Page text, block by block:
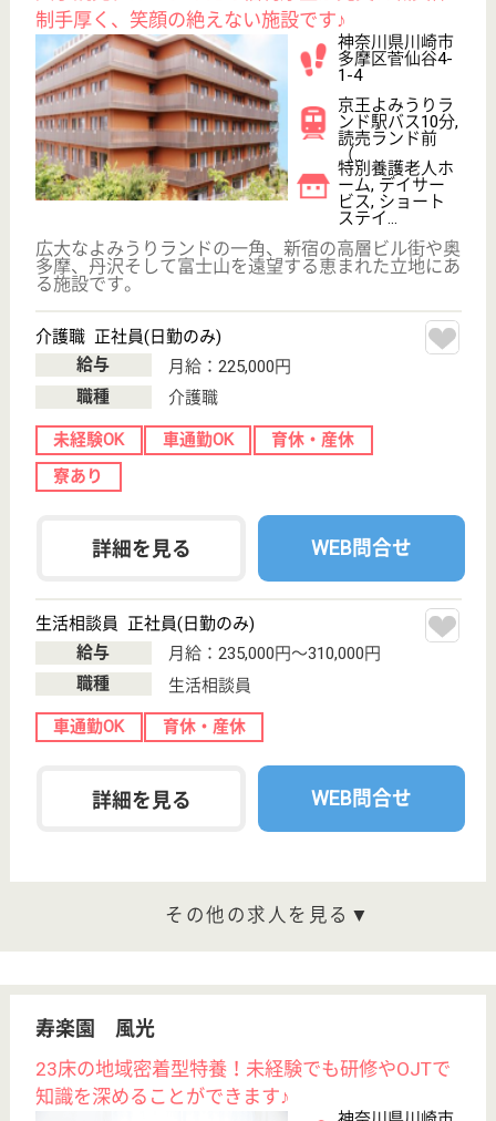
介護転職お悩み相談室
介護業界給与データ
転職事例
プライバシーポリシー 運営会社
採用ご担当者様へ
看護師の求人・転職なら
『クリックジョブ看護』
介護職求人支援サービス『クリックジョブ介護』運営会社: